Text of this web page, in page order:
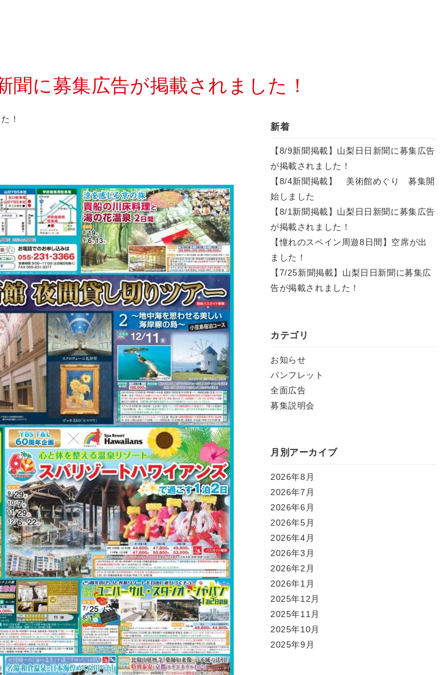
聞に募集広告が掲載されました！
！
新着
【8/9新聞掲載】山梨日日新聞に募集広告
が掲載されました！
【8/4新聞掲載】 美術館めぐり 募集開
始しました
【8/1新聞掲載】山梨日日新聞に募集広告
が掲載されました！
【憧れのスペイン周遊8日間】空席が出
ました！
【7/25新聞掲載】山梨日日新聞に募集広
告が掲載されました！
カテゴリ
お知らせ
パンフレット
全面広告
募集説明会
月別アーカイブ
2026年8月
2026年7月
2026年6月
2026年5月
2026年4月
2026年3月
2026年2月
2026年1月
2025年12月
2025年11月
2025年10月
2025年9月